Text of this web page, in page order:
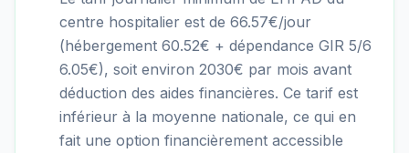
centre hospitalier est de 66.57€/jour
(hébergement 60.52€ + dépendance GIR 5/6
6.05€), soit environ 2030€ par mois avant
déduction des aides financières. Ce tarif est
inférieur à la moyenne nationale, ce qui en
fait une option financièrement accessible